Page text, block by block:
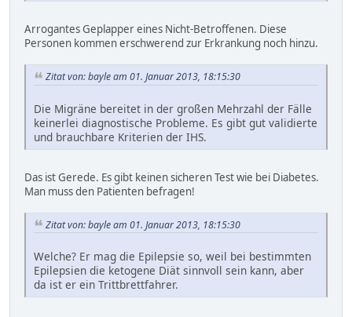
Arrogantes Geplapper eines Nicht-Betroffenen. Diese
Personen kommen erschwerend zur Erkrankung noch hinzu.
Zitat von: bayle am 01. Januar 2013, 18:15:30
Die Migräne bereitet in der großen Mehrzahl der Fälle
keinerlei diagnostische Probleme. Es gibt gut validierte
und brauchbare Kriterien der IHS.
Das ist Gerede. Es gibt keinen sicheren Test wie bei Diabetes.
Man muss den Patienten befragen!
Zitat von: bayle am 01. Januar 2013, 18:15:30
Welche? Er mag die Epilepsie so, weil bei bestimmten
Epilepsien die ketogene Diät sinnvoll sein kann, aber
da ist er ein Trittbrettfahrer.